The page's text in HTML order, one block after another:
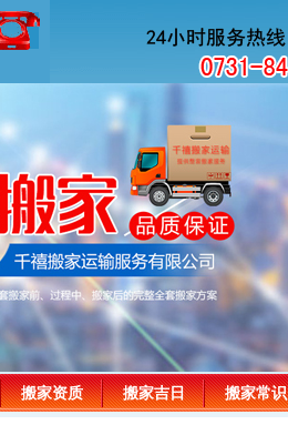
搬家资质 搬家吉日 搬家常识